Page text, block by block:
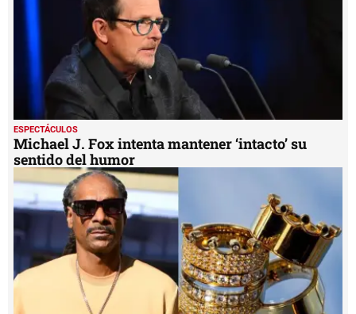
ESPECTÁCULOS
Michael J. Fox intenta mantener ‘intacto’ su
sentido del humor